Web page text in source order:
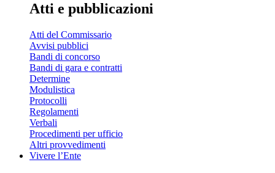
Atti e pubblicazioni
Atti del Commissario
Avvisi pubblici
Bandi di concorso
Bandi di gara e contratti
Determine
Modulistica
Protocolli
Regolamenti
Verbali
Procedimenti per ufficio
Altri provvedimenti
Vivere l’Ente